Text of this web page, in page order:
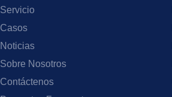
Servicio
Casos
Noticias
Sobre Nosotros
Contáctenos